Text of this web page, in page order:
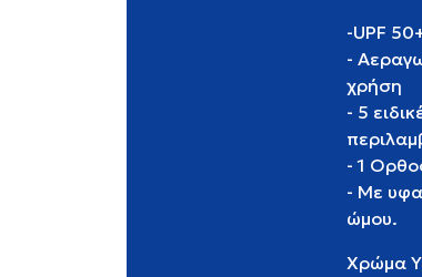
-UPF
-
- 5
- 1
- Με
Χρώμα